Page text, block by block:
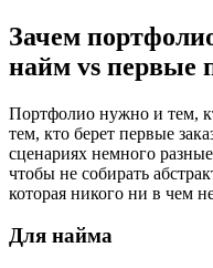
Зачем
найм vs первые
Портфолио нужно и тем,
тем, кто берет первые
сценариях немного
чтобы не собирать
которая никого ни в чем
Для найма